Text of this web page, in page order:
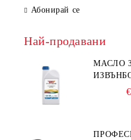
Абонирай се
Най-продавани
МАСЛО
30